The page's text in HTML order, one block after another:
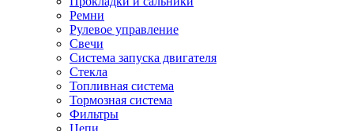
Ремни
Рулевое управление
Свечи
Система запуска двигателя
Стекла
Топливная система
Тормозная система
Фильтры
Цепи